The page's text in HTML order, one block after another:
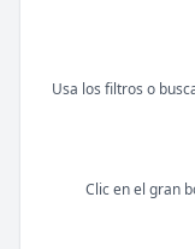
Usa los filtros o
Clic en el gran